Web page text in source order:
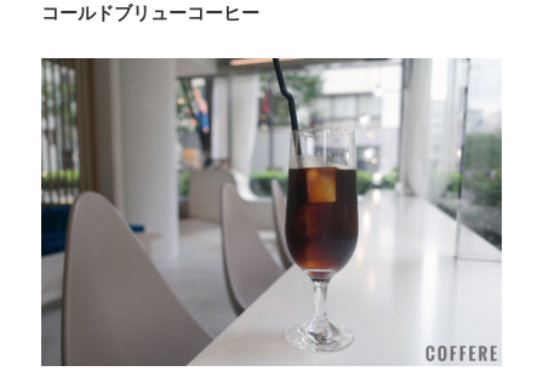
コールドブリューコーヒー